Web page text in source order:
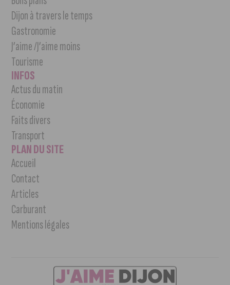
Dijon à travers le temps
Gastronomie
J’aime /J’aime moins
Tourisme
INFOS
Actus du matin
Économie
Faits divers
Transport
PLAN DU SITE
Accueil
Contact
Articles
Carburant
Mentions légales